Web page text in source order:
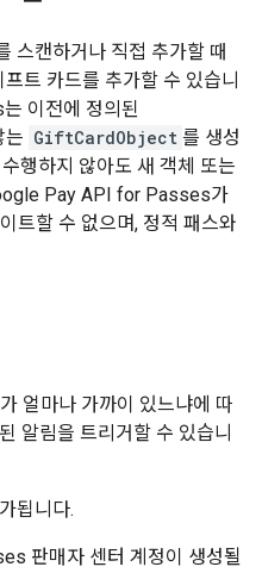
스캔하거나 직접 추가할 때
트 카드를 추가할 수 있습니
이전에 정의된
는 GiftCardObject 를 생성
행하지 않아도 새 객체 또는
Pay API for Passes가
트할 수 없으며, 정적 패스와
얼마나 가까이 있느냐에 따
알림을 트리거할 수 있습니
됩니다.
판매자 센터 계정이 생성될